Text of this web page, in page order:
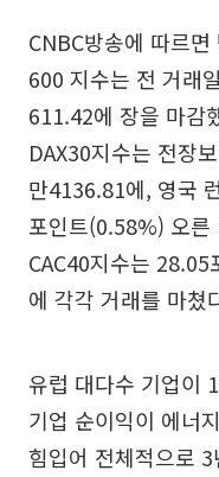
CNBC방송에 따르
600 지수는 전 거래
611.42에 장을 마감
DAX30지수는 전장
만4136.81에, 영국
포인트(0.58%) 오른
CAC40지수는
에 각각 거래를 마쳤
유럽 대다수 기업이
기업 순이익이 에너
힘입어 전체적으로